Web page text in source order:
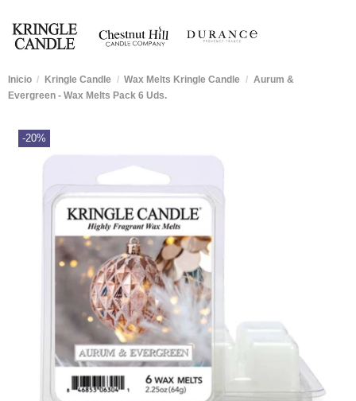
Inicio Kringle Candle Wax Melts Kringle Candle
Aurum &
Evergreen - Wax Melts Pack 6 Uds.
-20%